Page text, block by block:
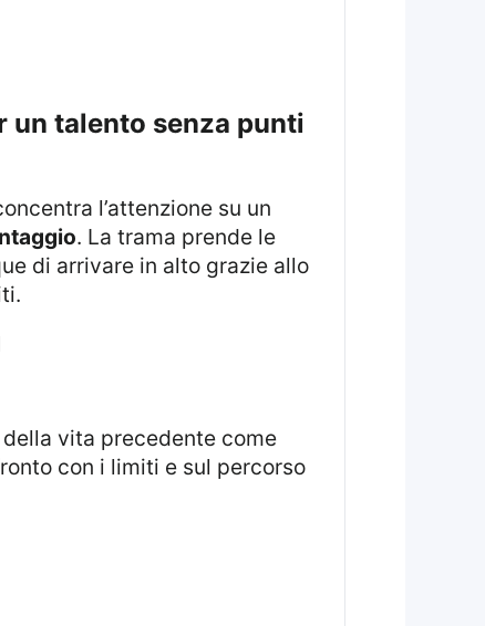
l’attenzione su un
. La trama prende le
di arrivare in alto grazie allo
vita precedente come
con i limiti e sul percorso